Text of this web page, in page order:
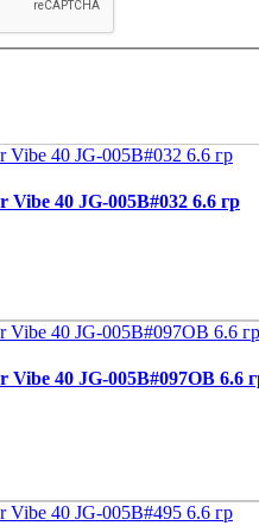
40 JG-005B#032 6.6 гр
40 JG-005B#097OB 6.6